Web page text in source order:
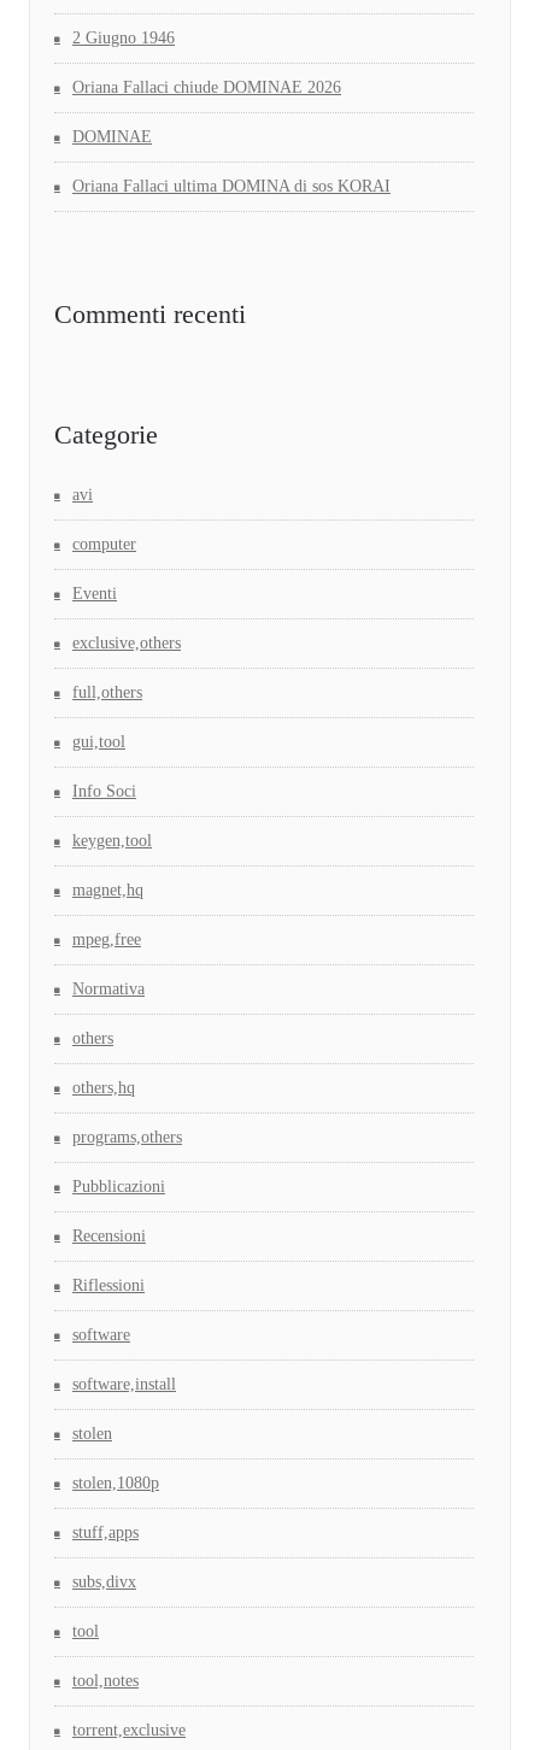
2 Giugno 1946
Oriana Fallaci chiude DOMINAE 2026
DOMINAE
Oriana Fallaci ultima DOMINA di sos KORAI
Commenti recenti
Categorie
avi
computer
Eventi
exclusive,others
full,others
gui,tool
Info Soci
keygen,tool
magnet,hq
mpeg,free
Normativa
others
others,hq
programs,others
Pubblicazioni
Recensioni
Riflessioni
software
software,install
stolen
stolen,1080p
stuff,apps
subs,divx
tool
tool,notes
torrent,exclusive